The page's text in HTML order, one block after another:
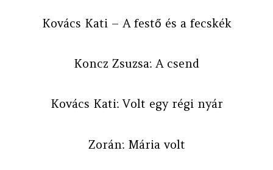
Kovács Kati – A festő és a fecskék
Koncz Zsuzsa: A csend
Kovács Kati: Volt egy régi nyár
Zorán: Mária volt